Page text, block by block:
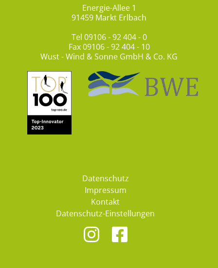
Energie-Allee 1
91459 Markt Erlbach
Tel 09106 - 92 404 - 0
Fax 09106 - 92 404 - 10
Wust - Wind & Sonne GmbH & Co. KG
Datenschutz
Impressum
Kontakt
Datenschutz-Einstellungen